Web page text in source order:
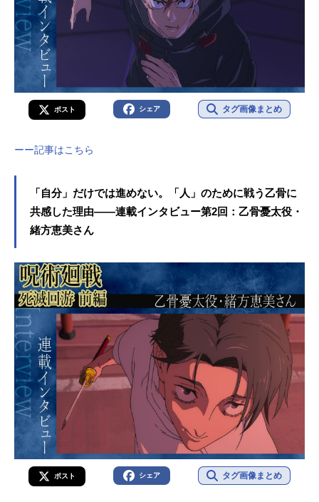
ら転校最後まで救おうとする主人公
本作の主人公である虎杖は、異常な
身体能力を持ち、最強の呪霊・両面
宿儺の指を体内に取り込むことによ
ってより強い呪力を獲得。祖父に遺
言である「人を助けろ」という言葉
に、良い意味でも悪い意味でも翻弄
された主人公。誰かを救い、失って
て宿儺を包み込み、打ち勝った。...
ポスト シェア タグ画像まとめ
ーー記事はこちら
「自分」だけでは進めない。「人」のために戦う乙骨に
共感した理由――連載インタビュー第2回：乙骨憂太役・
緒方恵美さん
ポスト シェア タグ画像まとめ